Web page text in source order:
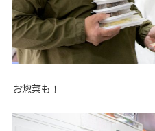
お惣菜も！